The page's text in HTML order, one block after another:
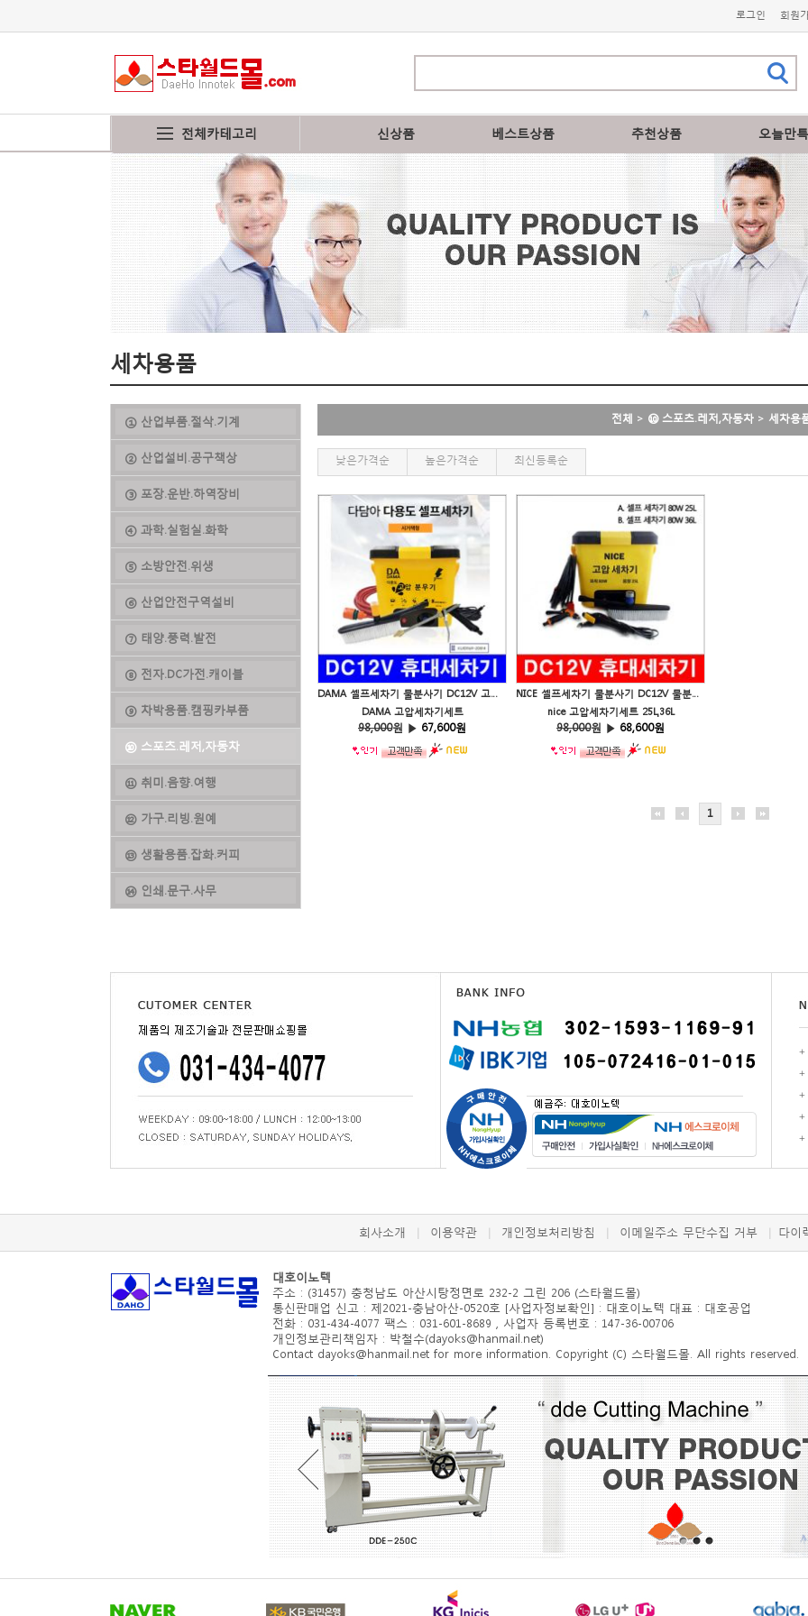
로그인 회원
전체카테고리 신상품 베스트상품 추천상품 오늘만
세차용품
① 산업부품.절삭.기계
② 산업설비.공구책상
③ 포장.운반.하역장비
④ 과학.실험실.화학
⑤ 소방안전.위생
⑥ 산업안전구역설비
⑦ 태양.풍력.발전
⑧ 전자.DC가전.캐이블
⑨ 차박용품.캠핑카부품
⑩ 스포츠.레저,자동차
⑪ 취미.음향.여행
⑫ 가구.리빙.원예
⑬ 생활용품.잡화.커피
⑭ 인쇄.문구.사무
전체 > ⑩ 스포츠.레저,자동차 > 세차용
낮은가격순 높은가격순 최신등록순
DAMA 셀프세차기 물분사기 DC12V 고압 물분무기세트 세차기세트 강력 자동차 고압분사기
DAMA 고압세차기세트
98,000원 ▶ 67,600원
NICE 셀프세차기 물분사기 DC12V 물분무기세트 세차기세트 강력 자동차 고압분사기
nice 고압세차기세트 25L,36L
98,000원 ▶ 68,600원
1
+
+
+
+
+
회사소개 이용약관 개인정보처리방침 이메일주소 무단수집 거부 다이
대호이노텍
주소 : (31457) 충청남도 아산시탕정면로 232-2 그린 206 (스타월드몰)
통신판매업 신고 : 제2021-충남아산-0520호 [사업자정보확인] : 대호이노텍 대표 : 대호공업
전화 : 031-434-4077 팩스 : 031-601-8689 , 사업자 등록번호 : 147-36-00706
개인정보관리책임자 : 박철수(dayoks@hanmail.net)
Contact dayoks@hanmail.net for more information. Copyright (C) 스타월드몰. All rights reserved.